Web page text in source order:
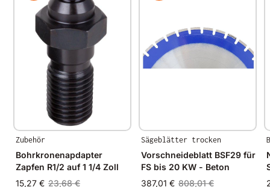
Zubehör
Bohrkronenapdapter
Zapfen R1/2 auf 1 1/4 Zoll
15,27 € 23,68 €
Sägeblätter trocken
Vorschneideblatt BSF29 für
FS bis 20 KW - Beton
387,01 € 808,01 €